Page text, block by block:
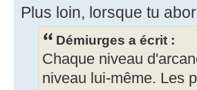
Plus loin, lorsque tu
Démiurges a écrit :
Chaque niveau
niveau lui-même. Les